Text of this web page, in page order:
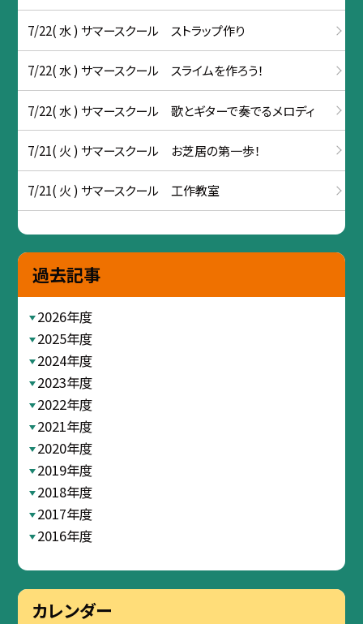
7/22( 水 ) サマースクール ストラップ作り
7/22( 水 ) サマースクール スライムを作ろう！
7/22( 水 ) サマースクール 歌とギターで奏でるメロディ
7/21( 火 ) サマースクール お芝居の第一歩！
7/21( 火 ) サマースクール 工作教室
過去記事
2026年度
2025年度
2024年度
2023年度
2022年度
2021年度
2020年度
2019年度
2018年度
2017年度
2016年度
カレンダー